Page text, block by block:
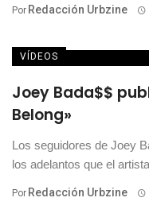
Por Redacción Urbzine
VÍDEOS
Joey Bada$$
Belong»
Los seguidores de Joey
los adelantos que el
Por Redacción Urbzine